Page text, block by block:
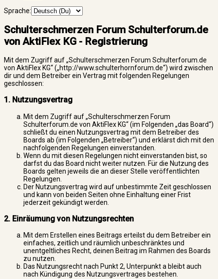
Sprache:
Schulterschmerzen Forum Schulterforum.de
von AktiFlex KG - Registrierung
Mit dem Zugriff auf „Schulterschmerzen Forum Schulterforum.de
von AktiFlex KG“ („http://www.schulterhornforum.de“) wird zwischen
dir und dem Betreiber ein Vertrag mit folgenden Regelungen
geschlossen:
1. Nutzungsvertrag
Mit dem Zugriff auf „Schulterschmerzen Forum
Schulterforum.de von AktiFlex KG“ (im Folgenden „das Board“)
schließt du einen Nutzungsvertrag mit dem Betreiber des
Boards ab (im Folgenden „Betreiber“) und erklärst dich mit den
nachfolgenden Regelungen einverstanden.
Wenn du mit diesen Regelungen nicht einverstanden bist, so
darfst du das Board nicht weiter nutzen. Für die Nutzung des
Boards gelten jeweils die an dieser Stelle veröffentlichten
Regelungen.
Der Nutzungsvertrag wird auf unbestimmte Zeit geschlossen
und kann von beiden Seiten ohne Einhaltung einer Frist
jederzeit gekündigt werden.
2. Einräumung von Nutzungsrechten
Mit dem Erstellen eines Beitrags erteilst du dem Betreiber ein
einfaches, zeitlich und räumlich unbeschränktes und
unentgeltliches Recht, deinen Beitrag im Rahmen des Boards
zu nutzen.
Das Nutzungsrecht nach Punkt 2, Unterpunkt a bleibt auch
nach Kündigung des Nutzungsvertrages bestehen.